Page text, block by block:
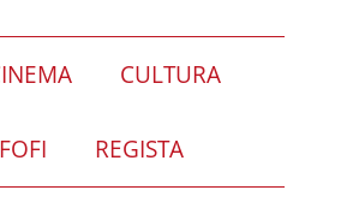
CULTURA
REGISTA